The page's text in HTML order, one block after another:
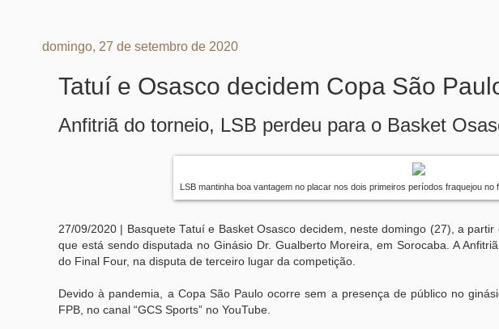
domingo, 27 de setembro de 2020
Tatuí e Osasco decidem Copa São
Anfitriã do torneio, LSB perdeu para o Basket
LSB mantinha boa vantagem no placar nos dois primeiros períodos fraquejou no
27/09/2020 | Basquete Tatuí e Basket Osasco decidem, neste domingo (27), a
que está sendo disputada no Ginásio Dr. Gualberto Moreira, em Sorocaba. A
do Final Four, na disputa de terceiro lugar da competição.
Devido à pandemia, a Copa São Paulo ocorre sem a presença de público no
FPB, no canal “GCS Sports” no YouTube.